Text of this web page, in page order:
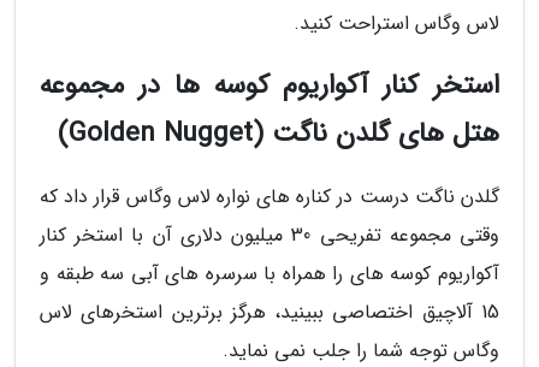
لاس وگاس استراحت کنید.
استخر کنار آکواریوم کوسه ها در مجموعه
هتل های گلدن ناگت (Golden Nugget)
گلدن ناگت درست در کناره های نواره لاس وگاس قرار داد که
وقتی مجموعه تفریحی 30 میلیون دلاری آن با استخر کنار
آکواریوم کوسه های را همراه با سرسره های آبی سه طبقه و
15 آلاچیق اختصاصی ببینید، هرگز برترین استخرهای لاس
وگاس توجه شما را جلب نمی نماید.